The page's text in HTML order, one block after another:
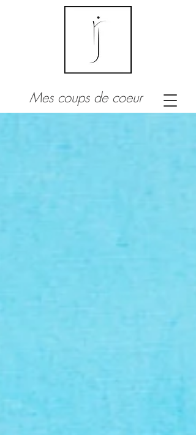
Mes coups de coeur